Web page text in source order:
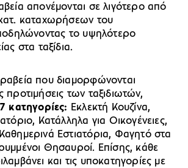
απονέμονται σε λιγότερο από
καταχωρήσεων του
το υψηλότερο
στα ταξίδια.
που διαμορφώνονται
των ταξιδιωτών,
κατηγορίες: Εκλεκτή Κουζίνα,
Κατάλληλα για Οικογένειες,
Εστιατόρια, Φαγητό στα
Θησαυροί. Επίσης, κάθε
και τις υποκατηγορίες με